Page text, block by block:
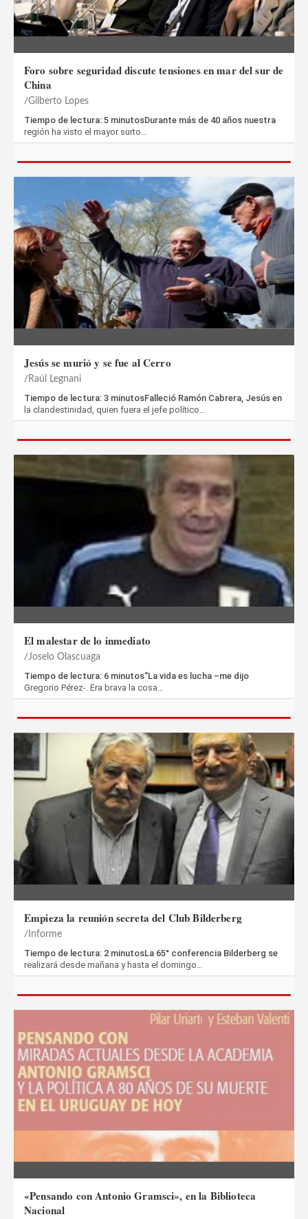
Foro sobre seguridad discute tensiones en mar del sur de
China
Gilberto Lopes
Tiempo de lectura: 5 minutosDurante más de 40 años nuestra
región ha visto el mayor surto…
Jesús se murió y se fue al Cerro
Raúl Legnani
Tiempo de lectura: 3 minutosFalleció Ramón Cabrera, Jesús en
la clandestinidad, quien fuera el jefe político…
El malestar de lo inmediato
Joselo Olascuaga
Tiempo de lectura: 6 minutos“La vida es lucha –me dijo
Gregorio Pérez-. Era brava la cosa…
Empieza la reunión secreta del Club Bilderberg
Informe
Tiempo de lectura: 2 minutosLa 65° conferencia Bilderberg se
realizará desde mañana y hasta el domingo…
«Pensando con Antonio Gramsci», en la Biblioteca
Nacional